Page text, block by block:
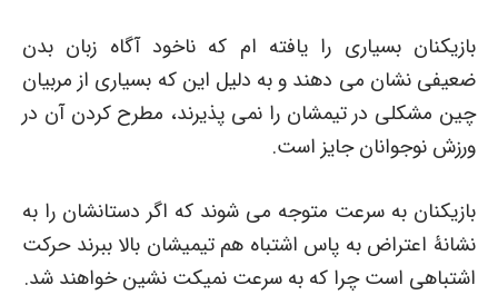
بازیکنان بسیاری را یافته ام که ناخود آگاه زبان بدن
ضعیفی نشان می دهند و به دلیل این که بسیاری از مربیان
چین مشکلی در تیمشان را نمی پذیرند، مطرح کردن آن در
ورزش نوجوانان جایز است.
بازیکنان به سرعت متوجه می شوند که اگر دستانشان را به
نشانۀ اعتراض به پاس اشتباه هم تیمیشان بالا ببرند حرکت
اشتباهی است چرا که به سرعت نمیکت نشین خواهند شد.